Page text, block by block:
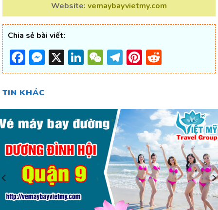
Website: vemaybayvietmy.com
Chia sẻ bài viết:
Facebook
Messenger
X LinkedIn
WeChat
Telegram
Pinterest
TIN KHÁC